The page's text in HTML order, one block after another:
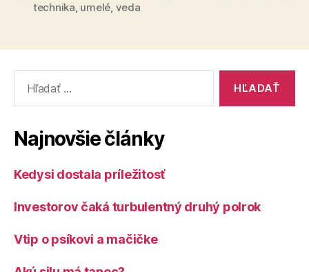
technika, umelé, veda
Najnovšie články
Kedysi dostala príležitosť
Investorov čaká turbulentný druhý polrok
Vtip o psíkovi a mačičke